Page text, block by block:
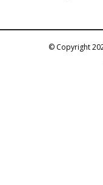
© Copyright